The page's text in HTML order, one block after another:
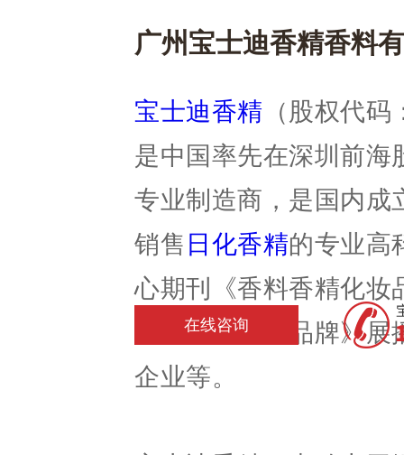
广州宝士迪香精香料
宝士迪香精 （股权代
是中国率先在深圳前海
专业制造商，是国内成
销售 日化香精的专业高
心期刊《香料香精化妆
视台《中国星品牌》
企业等。
在线咨询